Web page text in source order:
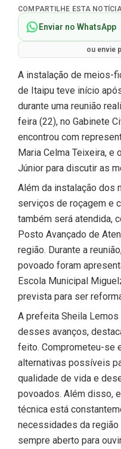
COMPARTILHE ESTA
Enviar no WhatsApp
ou envie
A instalação de meios-
de Itaipu teve início
durante uma reunião
feira (22), no Gabinete
encontrou com
Maria Celma Teixeira, e
Júnior para discutir as
Além da instalação dos
serviços de roçagem e
também será atendida,
Posto Avançado de
região. Durante a
povoado foram
Escola Municipal
prevista para ser
A prefeita Sheila
desses avanços,
feito. Comprometeu-se
alternativas possíveis
qualidade de vida e
povoados. Além disso,
técnica está
necessidades da
sempre aberto para